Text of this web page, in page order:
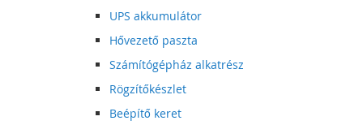
UPS akkumulátor
Hővezető paszta
Számítógépház alkatrész
Rögzítőkészlet
Beépítő keret